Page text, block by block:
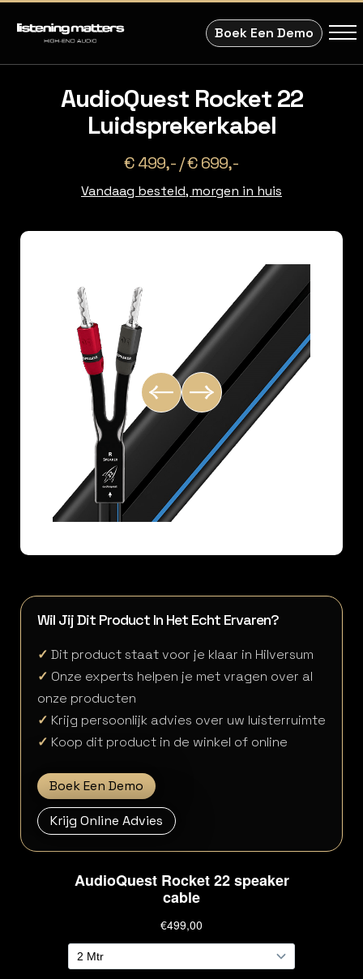
Boek Een Demo
AudioQuest Rocket 22
Luidsprekerkabel
€ 499,- / € 699,-
Vandaag besteld, morgen in huis
Wil Jij Dit Product In Het Echt Ervaren?
✓ Dit product staat voor je klaar in Hilversum
✓ Onze experts helpen je met vragen over al
onze producten
✓ Krijg persoonlijk advies over uw luisterruimte
✓ Koop dit product in de winkel of online
Boek Een Demo
Krijg Online Advies